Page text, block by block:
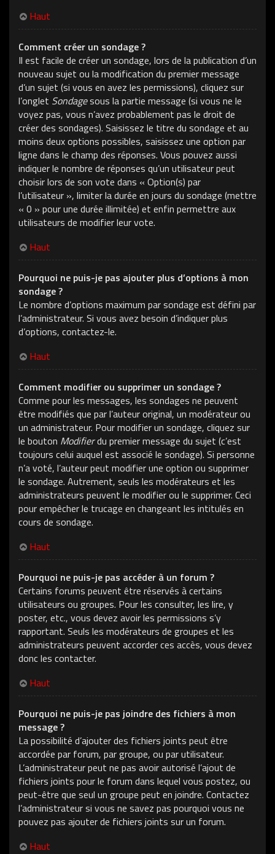
Haut
Comment créer un sondage ?
Il est facile de créer un sondage, lors de la publication d’un
nouveau sujet ou la modification du premier message
d’un sujet (si vous en avez les permissions), cliquez sur
l’onglet Sondagesous la partie message (si vous ne le
voyez pas, vous n’avez probablement pas le droit de
créer des sondages). Saisissez le titre du sondage et au
moins deux options possibles, saisissez une option par
ligne dans le champ des réponses. Vous pouvez aussi
indiquer le nombre de réponses qu’un utilisateur peut
choisir lors de son vote dans « Option(s) par
l’utilisateur », limiter la durée en jours du sondage (mettre
« 0 » pour une durée illimitée) et enfin permettre aux
utilisateurs de modifier leur vote.
Haut
Pourquoi ne puis-je pas ajouter plus d’options à mon
sondage ?
Le nombre d’options maximum par sondage est défini par
l’administrateur. Si vous avez besoin d’indiquer plus
d’options, contactez-le.
Haut
Comment modifier ou supprimer un sondage ?
Comme pour les messages, les sondages ne peuvent
être modifiés que par l’auteur original, un modérateur ou
un administrateur. Pour modifier un sondage, cliquez sur
le bouton Modifierdu premier message du sujet (c’est
toujours celui auquel est associé le sondage). Si personne
n’a voté, l’auteur peut modifier une option ou supprimer
le sondage. Autrement, seuls les modérateurs et les
administrateurs peuvent le modifier ou le supprimer. Ceci
pour empêcher le trucage en changeant les intitulés en
cours de sondage.
Haut
Pourquoi ne puis-je pas accéder à un forum ?
Certains forums peuvent être réservés à certains
utilisateurs ou groupes. Pour les consulter, les lire, y
poster, etc., vous devez avoir les permissions s’y
rapportant. Seuls les modérateurs de groupes et les
administrateurs peuvent accorder ces accès, vous devez
donc les contacter.
Haut
Pourquoi ne puis-je pas joindre des fichiers à mon
message ?
La possibilité d’ajouter des fichiers joints peut être
accordée par forum, par groupe, ou par utilisateur.
L’administrateur peut ne pas avoir autorisé l’ajout de
fichiers joints pour le forum dans lequel vous postez, ou
peut-être que seul un groupe peut en joindre. Contactez
l’administrateur si vous ne savez pas pourquoi vous ne
pouvez pas ajouter de fichiers joints sur un forum.
Haut